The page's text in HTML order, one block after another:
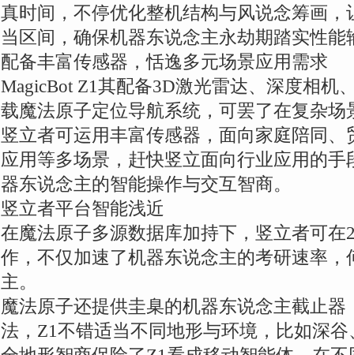
真时间，不停优化整机结构与风说念筹画
当区间，确保机器东说念主永劫期踏实性能
配备丰富传感器，恬逸多元场景应用需求
MagicBot Z1其配备3D激光雷达、深度相机
载魔法原子定位导航系统，可罢了在复杂场
竖立者可运用丰富传感器，面向家庭陪同
应用等多场景，赶快竖立面向行业应用的
器东说念主的智能操作与交互智商。
竖立者平台智能浅近
在魔法原子多源数据库加持下，竖立者可在
作，不仅加速了机器东说念主的考研速率，
主。
魔法原子还提供圭臬的机器东说念主截止
法，Z1不错适当不同地形与环境，比如深